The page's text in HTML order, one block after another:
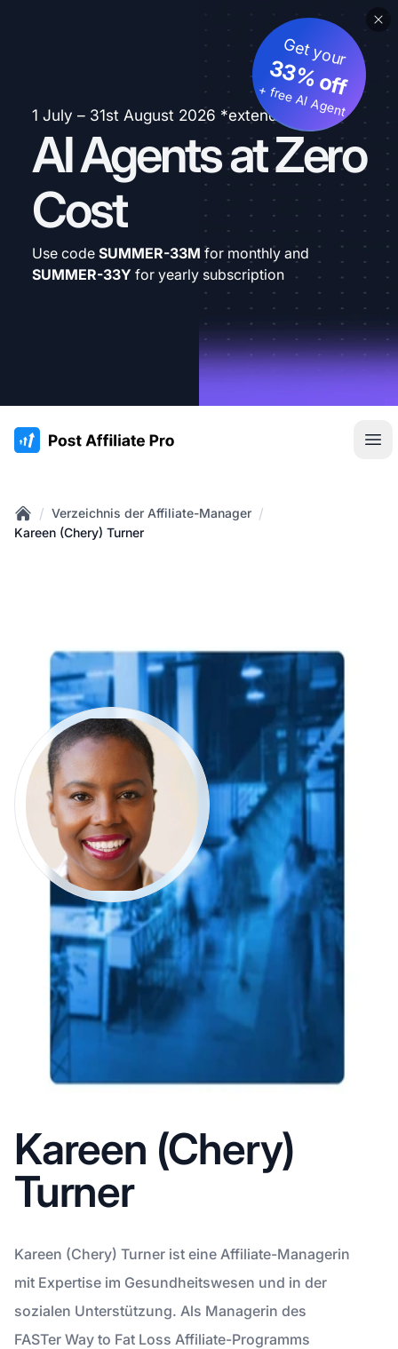
1 July – 31st August 2026 *extended
AI Agents at Zero
Cost
Get your
33% off
+ free AI Agent
Use code SUMMER-33M for monthly and
SUMMER-33Y for yearly subscription
:site.title
Home
/ Verzeichnis der Affiliate-Manager /
Kareen (Chery) Turner
Kareen (Chery)
Turner
Kareen (Chery) Turner ist eine Affiliate-Managerin
mit Expertise im Gesundheitswesen und in der
sozialen Unterstützung. Als Managerin des
FASTer Way to Fat Loss Affiliate-Programms